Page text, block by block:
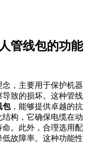
管线包的功能
，主要用于保护机器
致的损坏。这种管线
包，能够提供卓越的抗
构，它确保电缆在动
。此外，合理选用配
故障率。这种功能性